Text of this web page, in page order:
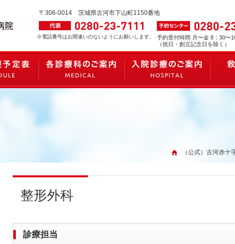
〒306-0014 茨城県古河市下山町1150番地
※電話番号はお間違いのないようにお願いします。
予約受付時間 月〜金 8：30〜
（祝日・創立記念日を除く）
（公式）古河赤十
整形外科
診療担当